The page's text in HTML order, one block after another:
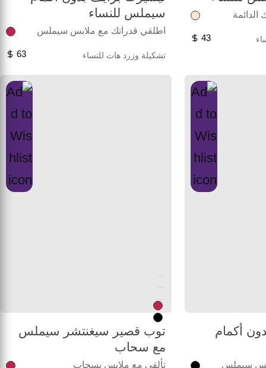
الدائمة
43
سيملس للنساء
اطلقي قدراتك مع ملابس سيملس
تشكيلة وزرد هات للنساء 63
أكمام
سيملس
توب قصير سيغنتشر سيملس
مع سحاب
تألقي مع ملابس بسحاب